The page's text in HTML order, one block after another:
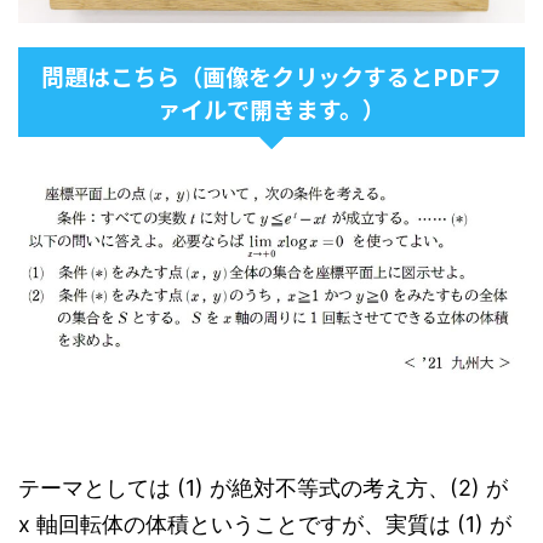
問題はこちら（画像をクリックするとPDFフ
ァイルで開きます。）
テーマとしては (1) が絶対不等式の考え方、(2) が
x 軸回転体の体積ということですが、実質は (1) が